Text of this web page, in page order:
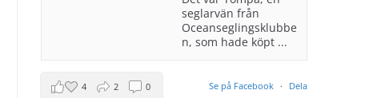
seglarvän från
Oceanseglingsklubbe
n, som hade köpt ...
Se på Facebook · Dela
4 2 0